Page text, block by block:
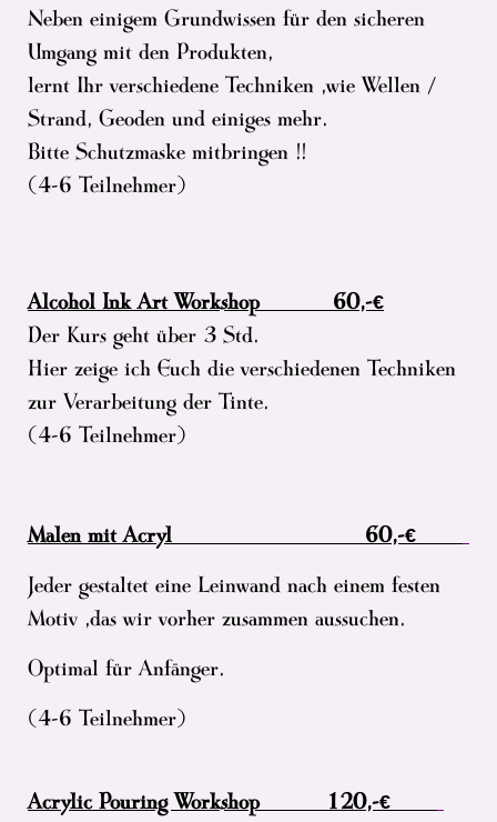
Neben einigem Grundwissen für den sicheren
Umgang mit den Produkten,
lernt Ihr verschiedene Techniken ,wie Wellen /
Strand, Geoden und einiges mehr.
Bitte Schutzmaske mitbringen !!
(4-6 Teilnehmer)
Alcohol Ink Art Workshop 60,-€
Der Kurs geht über 3 Std.
Hier zeige ich Euch die verschiedenen Techniken
zur Verarbeitung der Tinte.
(4-6 Teilnehmer)
Malen mit Acryl 60,-€
Jeder gestaltet eine Leinwand nach einem festen
Motiv ,das wir vorher zusammen aussuchen.
Optimal für Anfänger.
(4-6 Teilnehmer)
Acrylic Pouring Workshop 120,-€